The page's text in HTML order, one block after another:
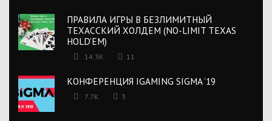
ПРАВИЛА ИГРЫ В БЕЗЛИМИТНЫЙ
ТЕХАССКИЙ ХОЛДЕМ (NO-LIMIT TEXAS
HOLD’EM)
14.3K 11
КОНФЕРЕНЦИЯ IGAMING SIGMA ’19
7.7K 3